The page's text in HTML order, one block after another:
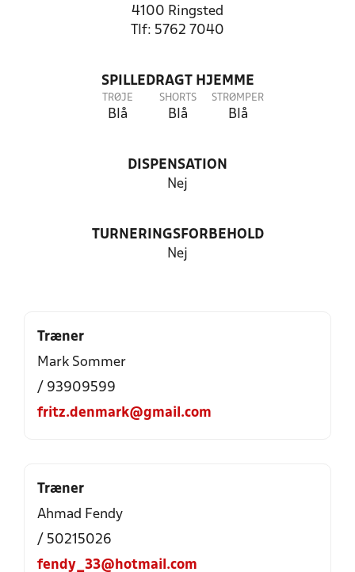
4100 Ringsted
Tlf: 5762 7040
SPILLEDRAGT HJEMME
TRØJE
Blå
SHORTS
Blå
STRØMPER
Blå
DISPENSATION
Nej
TURNERINGSFORBEHOLD
Nej
Træner
Mark Sommer
/ 93909599
fritz.denmark@gmail.com
Træner
Ahmad Fendy
/ 50215026
fendy_33@hotmail.com